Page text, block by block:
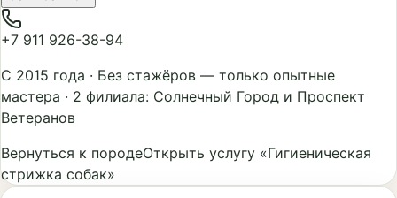
+7 911 926-38-94
С 2015 года · Без стажёров — только опытные
мастера · 2 филиала: Солнечный Город и Проспект
Ветеранов
Вернуться к породеОткрыть услугу «Гигиеническая
стрижка собак»